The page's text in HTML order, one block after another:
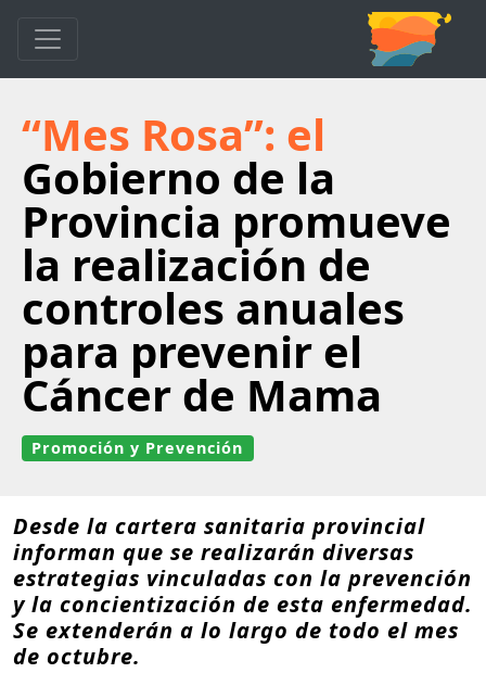
“Mes Rosa”: el
Gobierno de la
Provincia promueve
la realización de
controles anuales
para prevenir el
Cáncer de Mama
Promoción y Prevención
Desde la cartera sanitaria provincial
informan que se realizarán diversas
estrategias vinculadas con la prevención
y la concientización de esta enfermedad.
Se extenderán a lo largo de todo el mes
de octubre.